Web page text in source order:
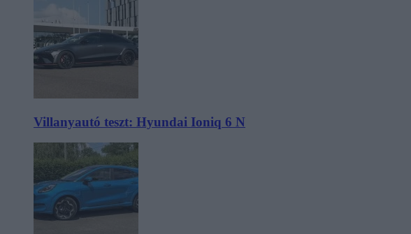
Villanyautó teszt: Hyundai Ioniq 6 N